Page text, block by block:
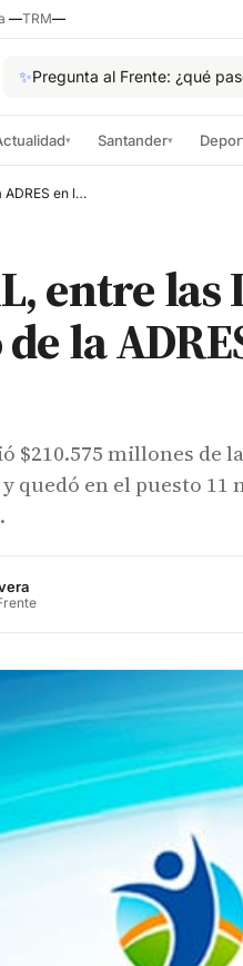
—TRM—
✨Pregunta al Frente: ¿qué
▾ Santander▾
FOSCAL, entre las IPS que más recursos recibió de la ADRES en lo corrido de 2026
entre
la
$210.575 millones de
y quedó en el puesto